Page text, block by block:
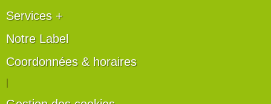
Services +
Notre Label
Coordonnées & horaires